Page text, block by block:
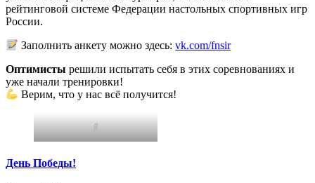
рейтинговой системе Федерации настольных спортивных игр
России.
Заполнить анкету можно здесь:vk.com/fnsir
Оптимисты решили испытать себя в этих соревнованиях и
уже начали тренировки!
Верим, что у нас всё получится!
f
День Победы!